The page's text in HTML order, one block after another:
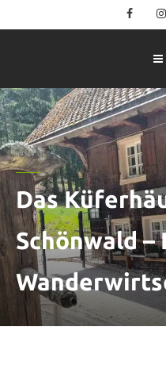
Das
Schönwald